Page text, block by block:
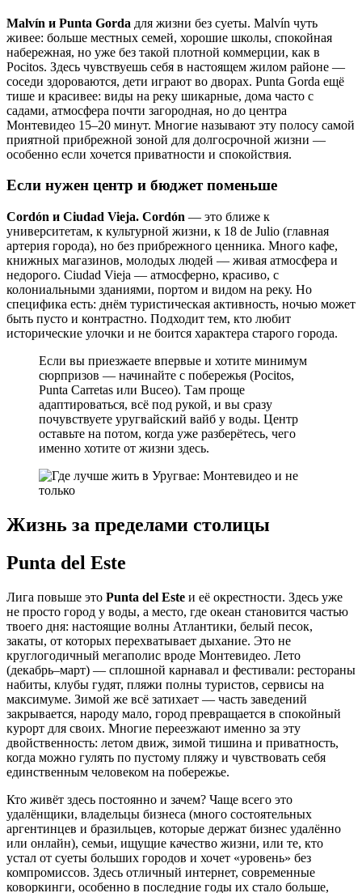
Malvín и Punta Gorda для жизни без суеты. Malvín чуть
живее: больше местных семей, хорошие школы, спокойная
набережная, но уже без такой плотной коммерции, как в
Pocitos. Здесь чувствуешь себя в настоящем жилом районе —
соседи здороваются, дети играют во дворах. Punta Gorda ещё
тише и красивее: виды на реку шикарные, дома часто с
садами, атмосфера почти загородная, но до центра
Монтевидео 15–20 минут. Многие называют эту полосу самой
приятной прибрежной зоной для долгосрочной жизни —
особенно если хочется приватности и спокойствия.
Если нужен центр и бюджет поменьше
Cordón и Ciudad Vieja. Cordón — это ближе к
университетам, к культурной жизни, к 18 de Julio (главная
артерия города), но без прибрежного ценника. Много кафе,
книжных магазинов, молодых людей — живая атмосфера и
недорого. Ciudad Vieja — атмосферно, красиво, с
колониальными зданиями, портом и видом на реку. Но
специфика есть: днём туристическая активность, ночью может
быть пусто и контрастно. Подходит тем, кто любит
исторические улочки и не боится характера старого города.
Если вы приезжаете впервые и хотите минимум
сюрпризов — начинайте с побережья (Pocitos,
Punta Carretas или Buceo). Там проще
адаптироваться, всё под рукой, и вы сразу
почувствуете уругвайский вайб у воды. Центр
оставьте на потом, когда уже разберётесь, чего
именно хотите от жизни здесь.
Жизнь за пределами столицы
Punta del Este
Лига повыше это Punta del Este и её окрестности. Здесь уже
не просто город у воды, а место, где океан становится частью
твоего дня: настоящие волны Атлантики, белый песок,
закаты, от которых перехватывает дыхание. Это не
круглогодичный мегаполис вроде Монтевидео. Лето
(декабрь–март) — сплошной карнавал и фестивали: рестораны
набиты, клубы гудят, пляжи полны туристов, сервисы на
максимуме. Зимой же всё затихает — часть заведений
закрывается, народу мало, город превращается в спокойный
курорт для своих. Многие переезжают именно за эту
двойственность: летом движ, зимой тишина и приватность,
когда можно гулять по пустому пляжу и чувствовать себя
единственным человеком на побережье.
Кто живёт здесь постоянно и зачем? Чаще всего это
удалёнщики, владельцы бизнеса (много состоятельных
аргентинцев и бразильцев, которые держат бизнес удалённо
или онлайн), семьи, ищущие качество жизни, или те, кто
устал от суеты больших городов и хочет «уровень» без
компромиссов. Здесь отличный интернет, современные
коворкинги, особенно в последние годы их стало больше,